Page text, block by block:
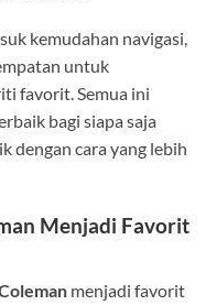
kemudahan navigasi,
untuk
favorit. Semua ini
bagi siapa saja
dengan cara yang lebih
Menjadi Favorit
menjadi favorit